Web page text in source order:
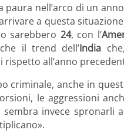
nell’arco di un
a questa
sarebbero 24, con l’
il trend dell’India
all’anno
criminale, anche in
le aggressioni
invece spronarli